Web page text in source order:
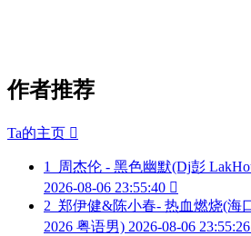
作者推荐
Ta的主页 
1
周杰伦 - 黑色幽默(Dj彭
2026-08-06 23:55:40 
2 郑伊健&陈小春- 热血燃烧(海
2026 粤语男) 2026-08-06 23:55:26